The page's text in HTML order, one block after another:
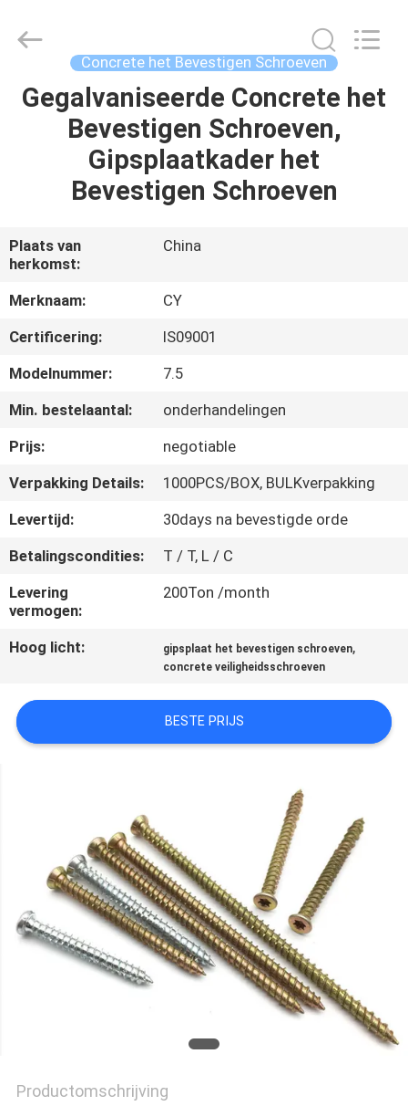
HUIS
PRODUCTEN
ONS
FABRIEKSREIS
KWALITEITSCONTROLE
CONTACTEER
ONS
NIEUWS
VERZOEK
OM EEN
CITAAT
PRIVACY
Co,LTD.
Concrete het Bevestigen Schroeven
Gegalvaniseerde Concrete het
Bevestigen Schroeven,
Gipsplaatkader het
Bevestigen Schroeven
Plaats van
herkomst:
China
Merknaam:
CY
Certificering:
IS09001
Modelnummer:
7.5
Min. bestelaantal:
onderhandelingen
Prijs:
negotiable
Verpakking Details:
1000PCS/BOX, BULKverpakking
Levertijd:
30days na bevestigde orde
Betalingscondities:
T / T, L / C
Levering
vermogen:
200Ton /month
Hoog licht: gipsplaat het bevestigen schroeven,
concrete veiligheidsschroeven
BESTE PRIJS
Productomschrijving